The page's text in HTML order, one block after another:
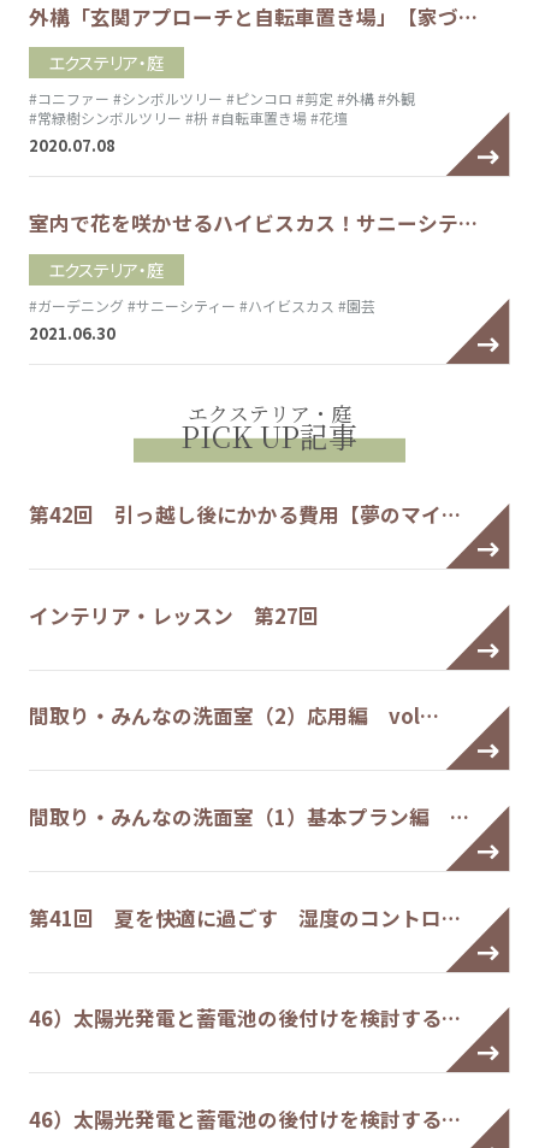
外構「玄関アプローチと自転車置き場」【家づ…
エクステリア・庭
#コニファー #シンボルツリー #ピンコロ #剪定 #外構#外観
#常緑樹シンボルツリー #枡#自転車置き場#花壇
2020.07.08
室内で花を咲かせるハイビスカス！サニーシテ…
エクステリア・庭
#ガーデニング #サニーシティー #ハイビスカス #園芸
2021.06.30
エクステリア・庭
PICK UP記事
第42回 引っ越し後にかかる費用【夢のマイ…
インテリア・レッスン 第27回
間取り・みんなの洗面室（2）応用編 vol…
間取り・みんなの洗面室（1）基本プラン編 …
第41回 夏を快適に過ごす 湿度のコントロ…
46）太陽光発電と蓄電池の後付けを検討する…
46）太陽光発電と蓄電池の後付けを検討する…